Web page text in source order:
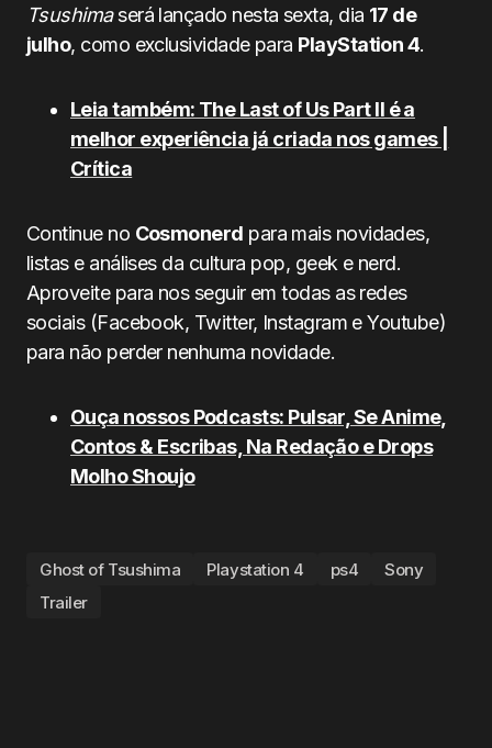
Tsushimaserá lançado nesta sexta, dia 17 de
julho, como exclusividade para PlayStation 4.
Leia também: The Last of Us Part II é a
melhor experiência já criada nos games |
Crítica
Continue no Cosmonerd para mais novidades,
listas e análises da cultura pop, geek e nerd.
Aproveite para nos seguir em todas as redes
sociais (Facebook, Twitter, Instagram e Youtube)
para não perder nenhuma novidade.
Ouça nossos Podcasts: Pulsar, Se Anime,
Contos & Escribas, Na Redação e Drops
Molho Shoujo
Ghost of Tsushima Playstation 4 ps4
Sony
Trailer